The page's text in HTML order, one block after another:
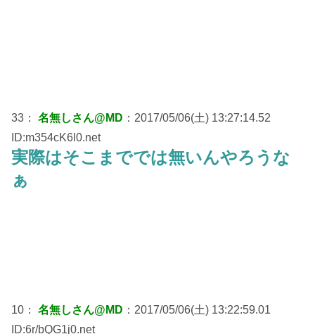
33： 名無しさん@MD ：2017/05/06(土) 13:27:14.52
ID:m354cK6l0.net
実際はそこまででは無いんやろうな
ぁ
10： 名無しさん@MD ：2017/05/06(土) 13:22:59.01
ID:6r/bQG1j0.net